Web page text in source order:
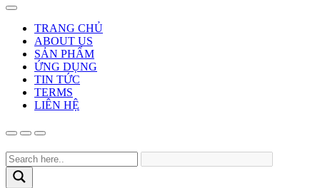
TRANG CHỦ
ABOUT US
SẢN PHẨM
ỨNG DỤNG
TIN TỨC
TERMS
LIÊN HỆ